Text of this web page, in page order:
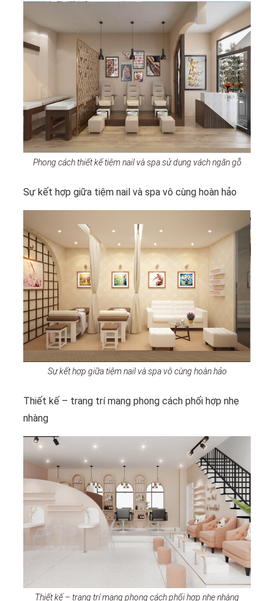
Phong cách thiết kế tiệm nail và spa sử dụng vách ngăn gỗ
Sự kết hợp giữa tiệm nail và spa vô cùng hoàn hảo
Sự kết hợp giữa tiệm nail và spa vô cùng hoàn hảo
Thiết kế – trang trí mang phong cách phối hợp nhẹ
nhàng
Thiết kế – trang trí mang phong cách phối hợp nhẹ nhàng